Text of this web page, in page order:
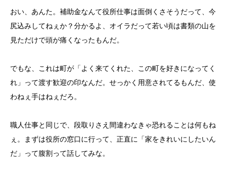
おい、あんた。補助金なんて役所仕事は面倒くさそうだって、今
尻込みしてねぇか？分かるよ、オイラだって若い頃は書類の山を
見ただけで頭が痛くなったもんだ。
でもな、これは町が「よく来てくれた、この町を好きになってく
れ」って渡す歓迎の印なんだ。せっかく用意されてるもんだ、使
わねぇ手はねぇだろ。
職人仕事と同じで、段取りさえ間違わなきゃ恐れることは何もね
ぇ。まずは役所の窓口に行って、正直に「家をきれいにしたいん
だ」って腹割って話してみな。